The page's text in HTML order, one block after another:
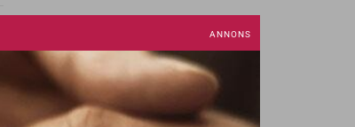
GÅ TILL AVDELNING
OM PENGAR